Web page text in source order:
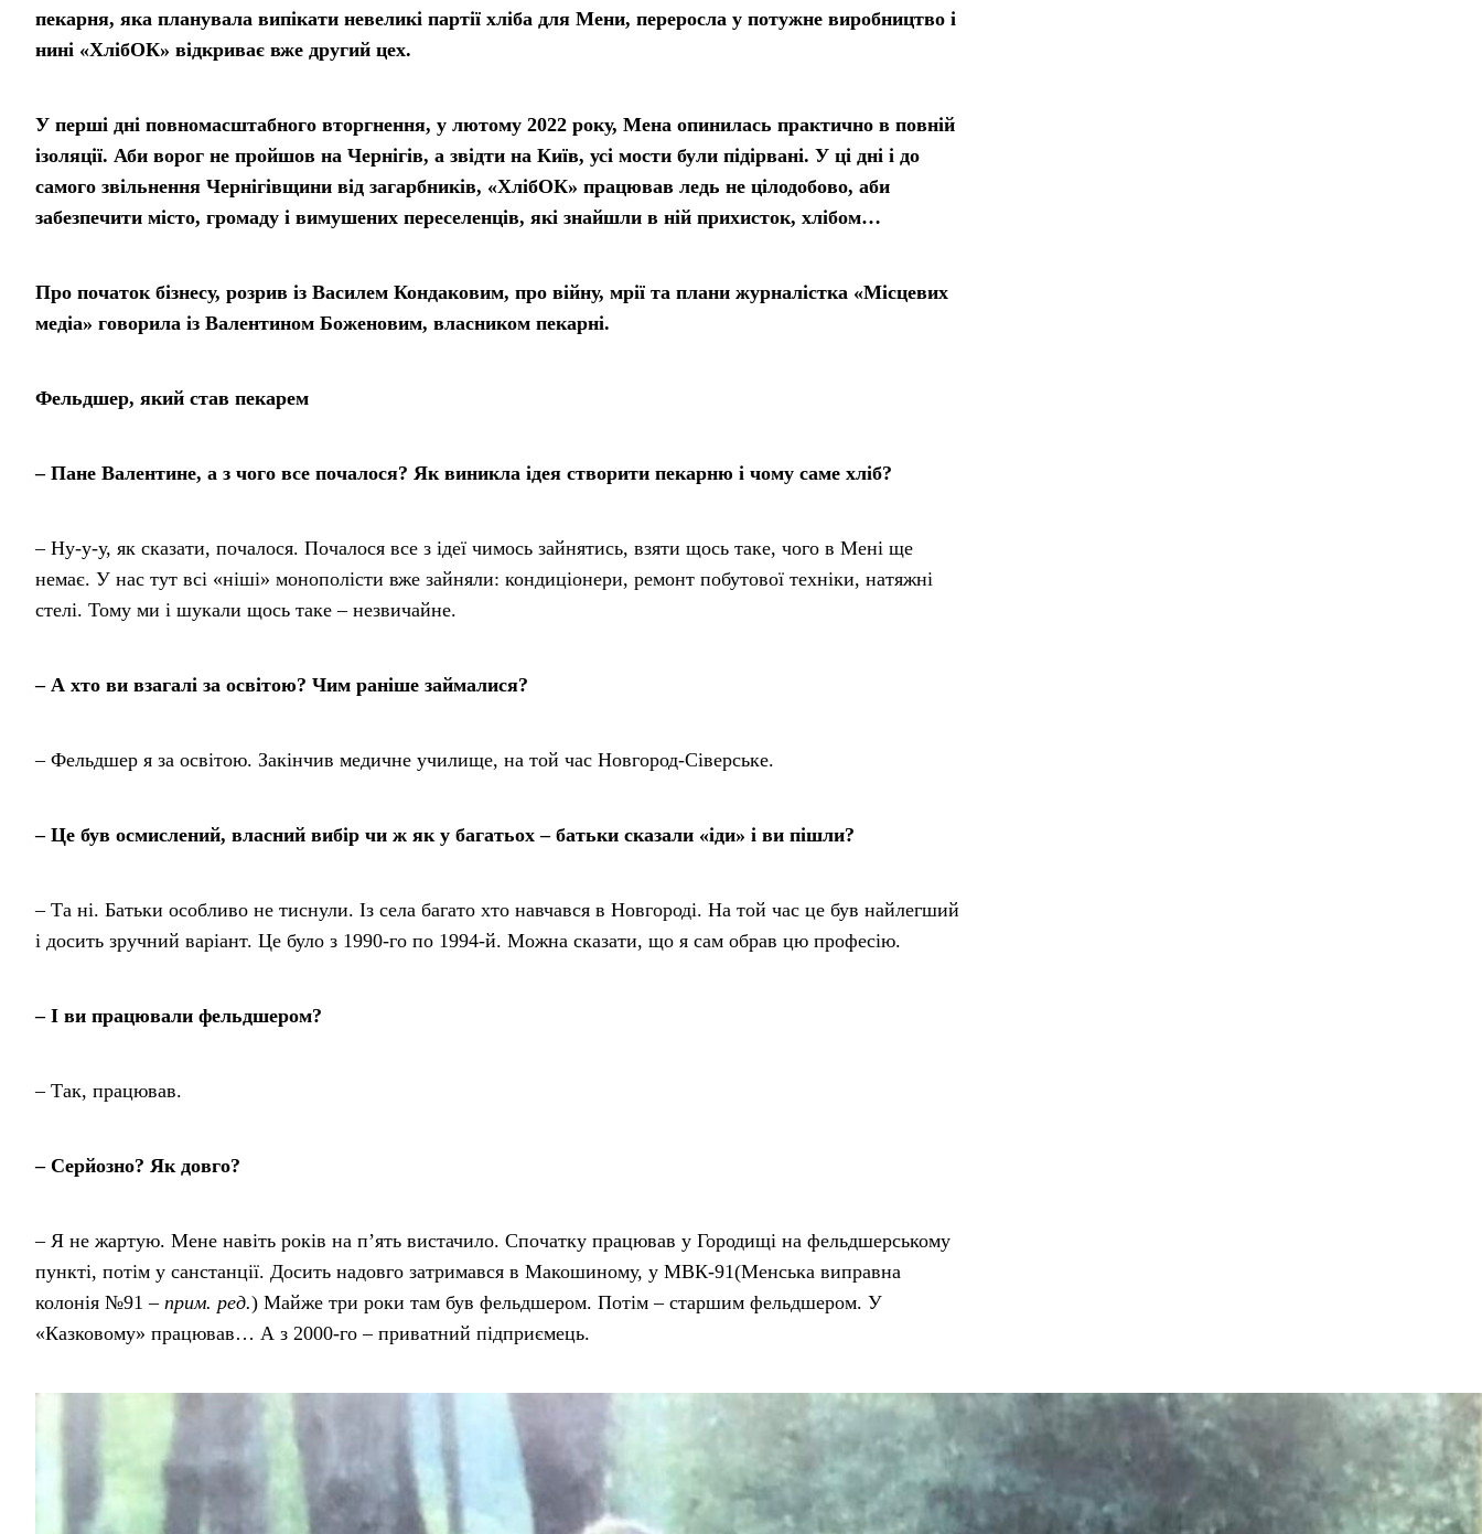
пекарня, яка планувала випікати невеликі партії хліба для Мени, переросла у потужне виробництво і
нині «ХлібОК» відкриває вже другий цех.
У перші дні повномасштабного вторгнення, у лютому 2022 року, Мена опинилась практично в повній
ізоляції. Аби ворог не пройшов на Чернігів, а звідти на Київ, усі мости були підірвані. У ці дні і до
самого звільнення Чернігівщини від загарбників, «ХлібОК» працював ледь не цілодобово, аби
забезпечити місто, громаду і вимушених переселенців, які знайшли в ній прихисток, хлібом…
Про початок бізнесу, розрив із Василем Кондаковим, про війну, мрії та плани журналістка «Місцевих
медіа» говорила із Валентином Боженовим, власником пекарні.
Фельдшер, який став пекарем
– Пане Валентине, а з чого все почалося? Як виникла ідея створити пекарню і чому саме хліб?
– Ну-у-у, як сказати, почалося. Почалося все з ідеї чимось зайнятись, взяти щось таке, чого в Мені ще
немає. У нас тут всі «ніші» монополісти вже зайняли: кондиціонери, ремонт побутової техніки, натяжні
стелі. Тому ми і шукали щось таке – незвичайне.
– А хто ви взагалі за освітою? Чим раніше займалися?
– Фельдшер я за освітою. Закінчив медичне училище, на той час Новгород-Сіверське.
– Це був осмислений, власний вибір чи ж як у багатьох – батьки сказали «іди» і ви пішли?
– Та ні. Батьки особливо не тиснули. Із села багато хто навчався в Новгороді. На той час це був найлегший
і досить зручний варіант. Це було з 1990-го по 1994-й. Можна сказати, що я сам обрав цю професію.
– І ви працювали фельдшером?
– Так, працював.
– Серйозно? Як довго?
– Я не жартую. Мене навіть років на п’ять вистачило. Спочатку працював у Городищі на фельдшерському
пункті, потім у санстанції. Досить надовго затримався в Макошиному, у МВК-91(Менська виправна
колонія №91 – прим. ред.) Майже три роки там був фельдшером. Потім – старшим фельдшером. У
«Казковому» працював… А з 2000-го – приватний підприємець.